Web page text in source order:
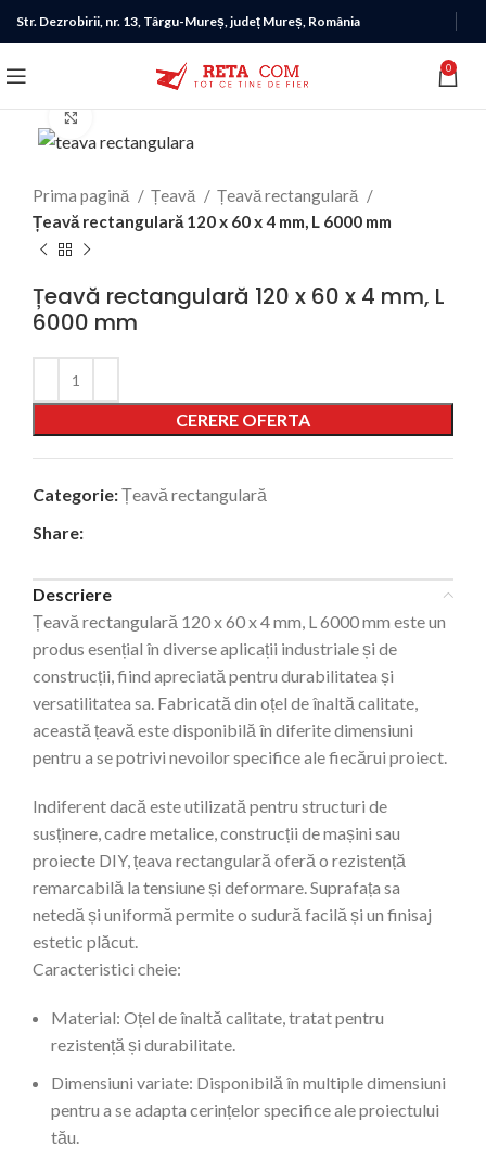
Str. Dezrobirii, nr. 13, Târgu-Mureș, județ Mureș, România
0
Prima pagină Țeavă
Țeavă rectangulară
Țeavă rectangulară 120 x 60 x 4 mm, L 6000 mm
Țeavă rectangulară 120 x 60 x 4 mm, L
6000 mm
CERERE OFERTA
Alternative:
Categorie:Țeavă rectangulară
Share:
Descriere
Țeavă rectangulară 120 x 60 x 4 mm, L 6000 mm este un
produs esențial în diverse aplicații industriale și de
construcții, fiind apreciată pentru durabilitatea și
versatilitatea sa. Fabricată din oțel de înaltă calitate,
această țeavă este disponibilă în diferite dimensiuni
pentru a se potrivi nevoilor specifice ale fiecărui proiect.
Indiferent dacă este utilizată pentru structuri de
susținere, cadre metalice, construcții de mașini sau
proiecte DIY, țeava rectangulară oferă o rezistență
remarcabilă la tensiune și deformare. Suprafața sa
netedă și uniformă permite o sudură facilă și un finisaj
estetic plăcut.
Caracteristici cheie:
Material: Oțel de înaltă calitate, tratat pentru
rezistență și durabilitate.
Dimensiuni variate: Disponibilă în multiple dimensiuni
pentru a se adapta cerințelor specifice ale proiectului
tău.